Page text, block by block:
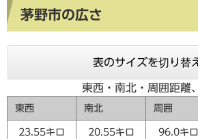
茅野市の広さ
表のサイズを切り替
東西・南北・周囲距離
東西 南北 周囲
23.55キロ
20.55キロ
96.0キロ